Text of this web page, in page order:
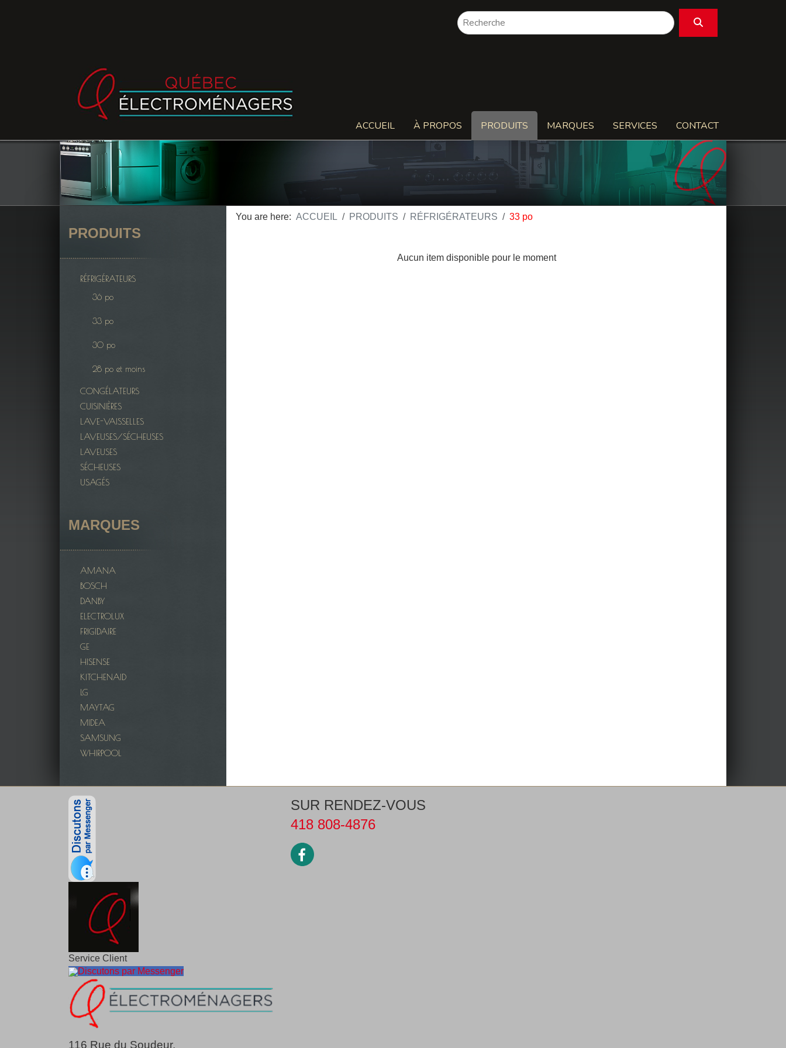
ACCUEIL À PROPOS PRODUITS MARQUES SERVICES CONTACT
PRODUITS
RÉFRIGÉRATEURS
36 po
33 po
30 po
28 po et moins
CONGÉLATEURS
CUISINIÈRES
LAVE-VAISSELLES
LAVEUSES/SÉCHEUSES
LAVEUSES
SÉCHEUSES
USAGÉS
MARQUES
AMANA
BOSCH
DANBY
ELECTROLUX
FRIGIDAIRE
GE
HISENSE
KITCHENAID
LG
MAYTAG
MIDEA
SAMSUNG
WHIRPOOL
You are here: ACCUEIL PRODUITS RÉFRIGÉRATEURS 33 po
Aucun item disponible pour le moment
Service Client
Discutons par Messenger
116 Rue du Soudeur,
SUR RENDEZ-VOUS
418 808-4876